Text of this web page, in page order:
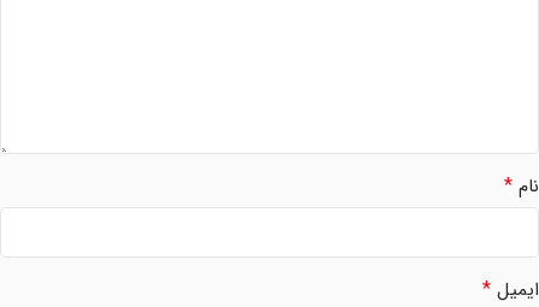
نام *
ایمیل *